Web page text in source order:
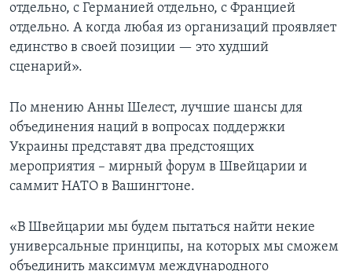
отдельно, с Германией отдельно, с Францией
отдельно. А когда любая из организаций проявляет
единство в своей позиции — это худший
сценарий».
По мнению Анны Шелест, лучшие шансы для
объединения наций в вопросах поддержки
Украины представят два предстоящих
мероприятия – мирный форум в Швейцарии и
саммит НАТО в Вашингтоне.
«В Швейцарии мы будем пытаться найти некие
универсальные принципы, на которых мы сможем
объединить максимум международного